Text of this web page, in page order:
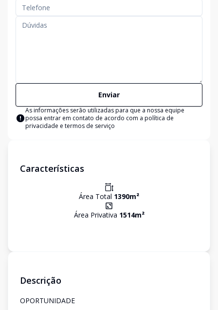
Enviar
As informações serão utilizadas para que a nossa equipe
possa entrar em contato de acordo com a política de
privacidade e termos de serviço
Características
Área Total 1390m²
Área Privativa 1514m²
Descrição
OPORTUNIDADE